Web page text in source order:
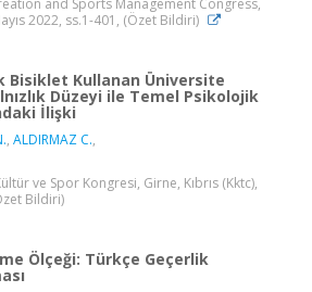
and Sports Management Congress,
2022, ss.1-401, (Özet Bildiri)
Bisiklet Kullanan Üniversite
Düzeyi ile Temel Psikolojik
İlişki
, ALDIRMAZ C.,
ve Spor Kongresi, Girne, Kıbrıs (Kktc),
Bildiri)
Ölçeği: Türkçe Geçerlik